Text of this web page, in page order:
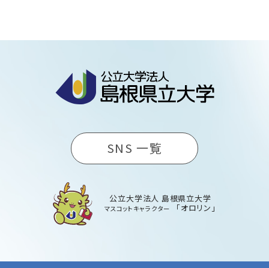
SNS 一覧
公立大学法人 島根県立大学
マスコットキャラクター 「オロリン」